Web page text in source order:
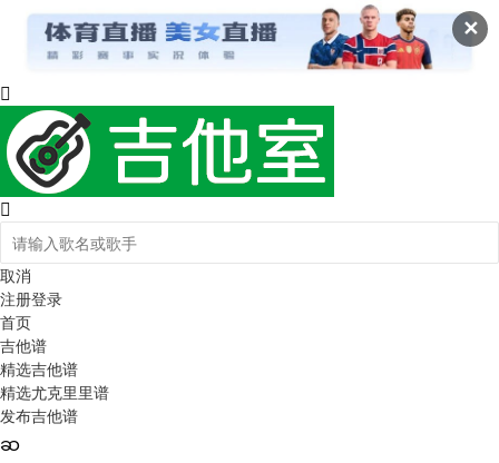
✕
取消
注册登录
首页
吉他谱
精选吉他谱
精选尤克里里谱
发布吉他谱